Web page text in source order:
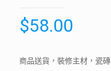
$58.00
商品送貨，裝修主材，瓷